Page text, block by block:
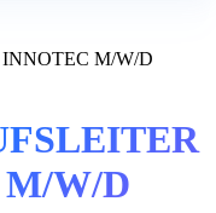
M/W/D
W/D